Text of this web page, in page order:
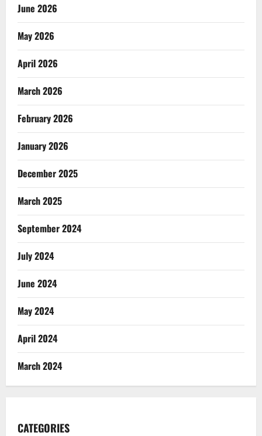
June 2026
May 2026
April 2026
March 2026
February 2026
January 2026
December 2025
March 2025
September 2024
July 2024
June 2024
May 2024
April 2024
March 2024
CATEGORIES